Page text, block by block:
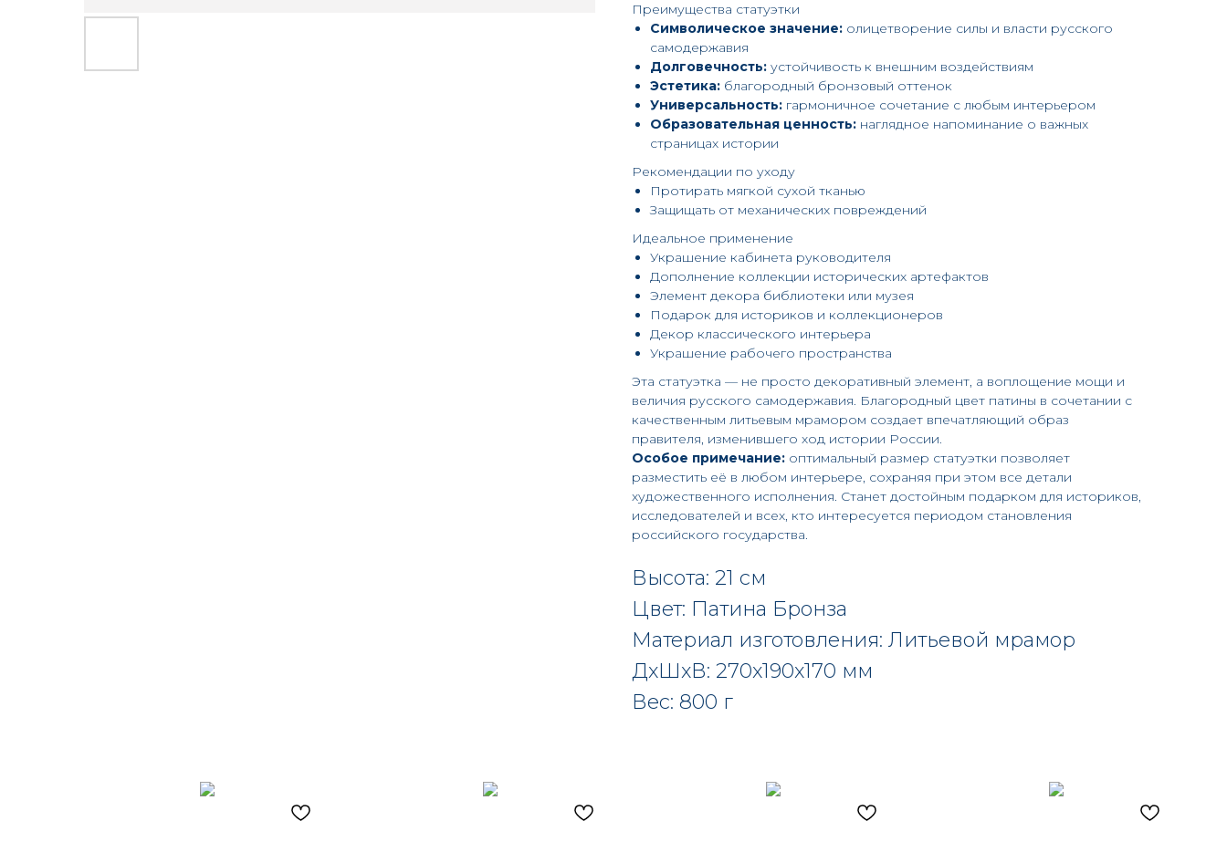
Преимущества статуэтки
Символическое значение: олицетворение силы и власти русского
самодержавия
Долговечность: устойчивость к внешним воздействиям
Эстетика: благородный бронзовый оттенок
Универсальность: гармоничное сочетание с любым интерьером
Образовательная ценность: наглядное напоминание о важных
страницах истории
Рекомендации по уходу
Протирать мягкой сухой тканью
Защищать от механических повреждений
Идеальное применение
Украшение кабинета руководителя
Дополнение коллекции исторических артефактов
Элемент декора библиотеки или музея
Подарок для историков и коллекционеров
Декор классического интерьера
Украшение рабочего пространства
Эта статуэтка — не просто декоративный элемент, а воплощение мощи и
величия русского самодержавия. Благородный цвет патины в сочетании с
качественным литьевым мрамором создает впечатляющий образ
правителя, изменившего ход истории России.
Особое примечание: оптимальный размер статуэтки позволяет
разместить её в любом интерьере, сохраняя при этом все детали
художественного исполнения. Станет достойным подарком для историков,
исследователей и всех, кто интересуется периодом становления
российского государства.
Высота: 21 см
Цвет: Патина Бронза
Материал изготовления: Литьевой мрамор
ДxШxВ: 270x190x170 мм
Вес: 800 г